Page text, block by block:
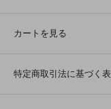
カートを見る
特定商取引法に基づく